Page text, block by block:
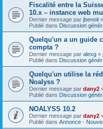
Fiscalité entre la
10.x – instance web
Dernier message par jbenoit «
Publié dans Discussion
Quelqu'un a un guide
compta ?
Dernier message par alexg «
Publié dans Discussion
Quelqu'un utilise la
Noalyss ?
Dernier message par dany2
Publié dans Discussion
NOALYSS 10.2
Dernier message par dany2
Publié dans Annonce -